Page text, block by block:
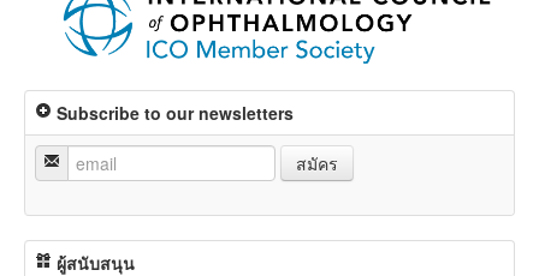
Subscribe to our newsletters
สมัคร
ผู้สนับสนุน